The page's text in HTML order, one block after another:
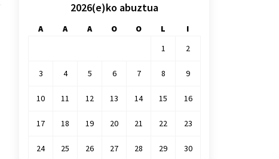
2026(e)ko abuztua
A A A O O L
I
1
2
3 4 5 6 7 8 9
10 11 12 13 14 15 16
17 18 19 20 21 22 23
24 25 26 27 28 29 30